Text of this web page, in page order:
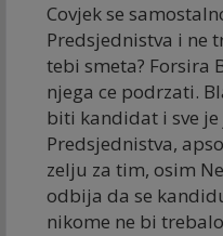
Covjek se
Predsjednistva i ne
tebi smeta? Forsira
njega ce podrzati.
biti kandidat i sve je
Predsjednistva,
zelju za tim, osim
odbija da se
nikome ne bi